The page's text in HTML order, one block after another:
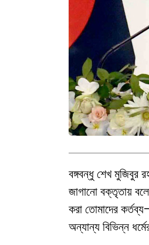
বঙ্গবন্ধু শেখ মুজিবুর
জাগানো বক্তৃতায়
করা তোমাদের
অন্যান্য বিভিন্ন